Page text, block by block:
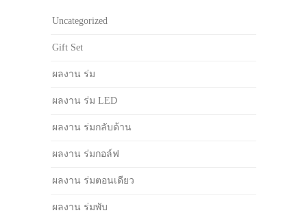
Uncategorized
Gift Set
ผลงาน ร่ม
ผลงาน ร่ม LED
ผลงาน ร่มกลับด้าน
ผลงาน ร่มกอล์ฟ
ผลงาน ร่มตอนเดียว
ผลงาน ร่มพับ